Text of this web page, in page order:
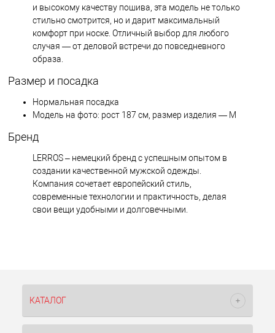
и высокому качеству пошива, эта модель не только
стильно смотрится, но и дарит максимальный
комфорт при носке. Отличный выбор для любого
случая — от деловой встречи до повседневного
образа.
Размер и посадка
Нормальная посадка
Модель на фото: рост 187 см, размер изделия — M
Бренд
LERROS – немецкий бренд с успешным опытом в
создании качественной мужской одежды.
Компания сочетает европейский стиль,
современные технологии и практичность, делая
свои вещи удобными и долговечными.
КАТАЛОГ